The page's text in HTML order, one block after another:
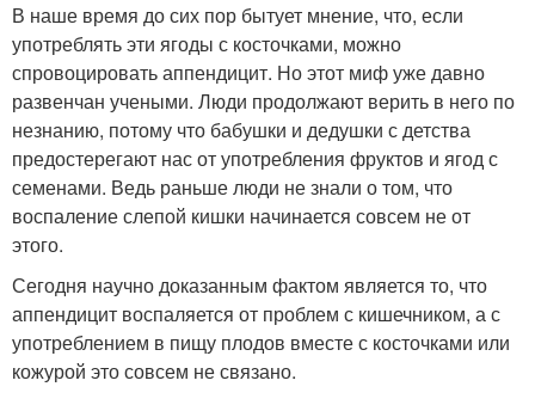
В наше время до сих пор бытует мнение, что, если
употреблять эти ягоды с косточками, можно
спровоцировать аппендицит. Но этот миф уже давно
развенчан учеными. Люди продолжают верить в него по
незнанию, потому что бабушки и дедушки с детства
предостерегают нас от употребления фруктов и ягод с
семенами. Ведь раньше люди не знали о том, что
воспаление слепой кишки начинается совсем не от
этого.
Сегодня научно доказанным фактом является то, что
аппендицит воспаляется от проблем с кишечником, а с
употреблением в пищу плодов вместе с косточками или
кожурой это совсем не связано.